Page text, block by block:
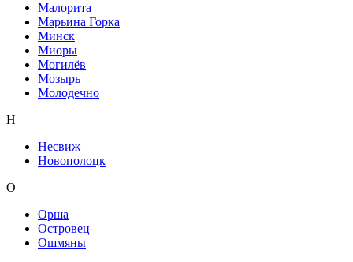
Малорита
Марьина Горка
Минск
Миоры
Могилёв
Мозырь
Молодечно
Н
Несвиж
Новополоцк
О
Орша
Островец
Ошмяны